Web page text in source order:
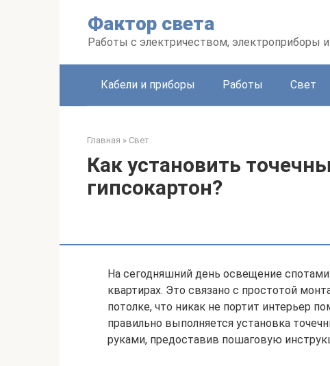
Фактор света
Работы с электричеством, электроприборы
Кабели и приборы Работы Свет
Главная » Свет
Как установить
гипсокартон?
На сегодняшний день освещение
квартирах. Это связано с простотой
потолке, что никак не портит интерьер
правильно выполняется установка
руками, предоставив пошаговую